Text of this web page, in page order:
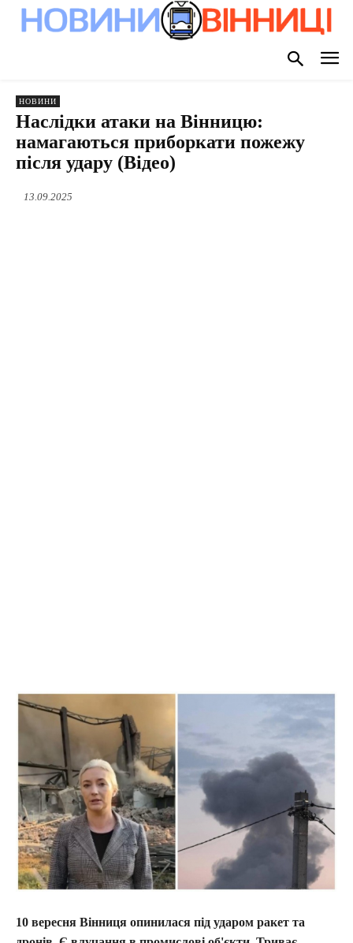
НОВИНИ
Наслідки атаки на Вінницю:
намагаються приборкати пожежу
після удару (Відео)
13.09.2025
10 вересня Вінниця опинилася під ударом ракет та